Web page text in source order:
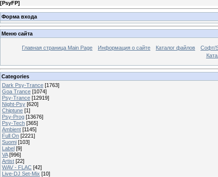
[PsyFP]
Форма входа
Меню сайта
Главная страница Main Page Информация о сайте Каталог файлов
Софт/
Categories
Dark Psy-Trance [1763]
Goa Trance [1074]
Psy-Trance [12919]
Night-Psy [620]
Chiptune [1]
Psy-Prog [13676]
Psy-Tech [365]
Ambient [1145]
Full On [2221]
Suomi [103]
Label [9]
VA [996]
Artist [22]
WAV - FLAC [42]
Live-DJ Set-Mix [10]